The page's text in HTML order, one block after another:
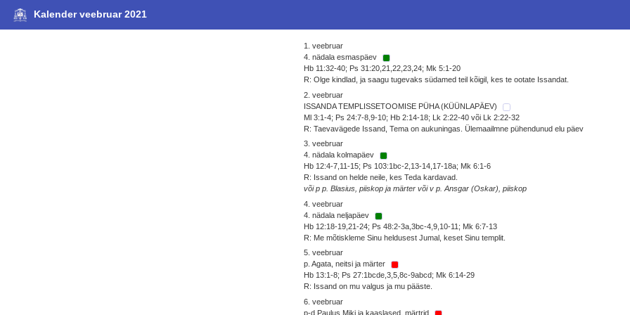
Kalender veebruar 2021
1. veebruar
4. nädala esmaspäev
Hb 11:32-40; Ps 31:20,21,22,23,24; Mk 5:1-20
R: Olge kindlad, ja saagu tugevaks südamed teil kõigil, kes te ootate Issandat.
2. veebruar
ISSANDA TEMPLISSETOOMISE PÜHA (KÜÜNLAPÄEV)
Ml 3:1-4; Ps 24:7-8,9-10; Hb 2:14-18; Lk 2:22-40 või Lk 2:22-32
R: Taevavägede Issand, Tema on aukuningas. Ülemaailmne pühendunud elu päev
3. veebruar
4. nädala kolmapäev
Hb 12:4-7,11-15; Ps 103:1bc-2,13-14,17-18a; Mk 6:1-6
R: Issand on helde neile, kes Teda kardavad.
või p p. Blasius, piiskop ja märter või v p. Ansgar (Oskar), piiskop
4. veebruar
4. nädala neljapäev
Hb 12:18-19,21-24; Ps 48:2-3a,3bc-4,9,10-11; Mk 6:7-13
R: Me mõtiskleme Sinu heldusest Jumal, keset Sinu templit.
5. veebruar
p. Agata, neitsi ja märter
Hb 13:1-8; Ps 27:1bcde,3,5,8c-9abcd; Mk 6:14-29
R: Issand on mu valgus ja mu pääste.
6. veebruar
p-d Paulus Miki ja kaaslased, märtrid